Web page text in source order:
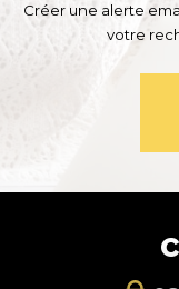
Créer une alerte
votre